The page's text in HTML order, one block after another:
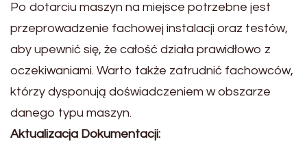
Po dotarciu maszyn na miejsce potrzebne jest
przeprowadzenie fachowej instalacji oraz testów,
aby upewnić się, że całość działa prawidłowo z
oczekiwaniami. Warto także zatrudnić fachowców,
którzy dysponują doświadczeniem w obszarze
danego typu maszyn.
Aktualizacja Dokumentacji: